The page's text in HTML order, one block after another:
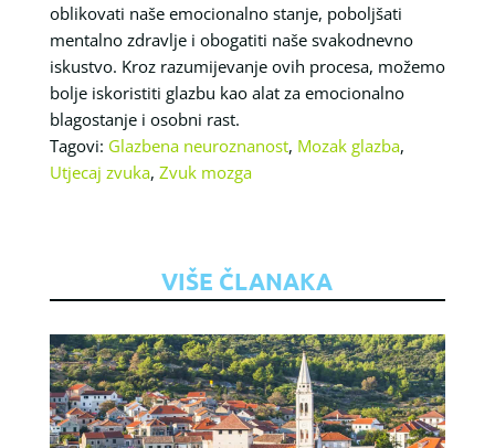
oblikovati naše emocionalno stanje, poboljšati
mentalno zdravlje i obogatiti naše svakodnevno
iskustvo. Kroz razumijevanje ovih procesa, možemo
bolje iskoristiti glazbu kao alat za emocionalno
blagostanje i osobni rast.
Tagovi: Glazbena neuroznanost, Mozak glazba,
Utjecaj zvuka, Zvuk mozga
VIŠE ČLANAKA